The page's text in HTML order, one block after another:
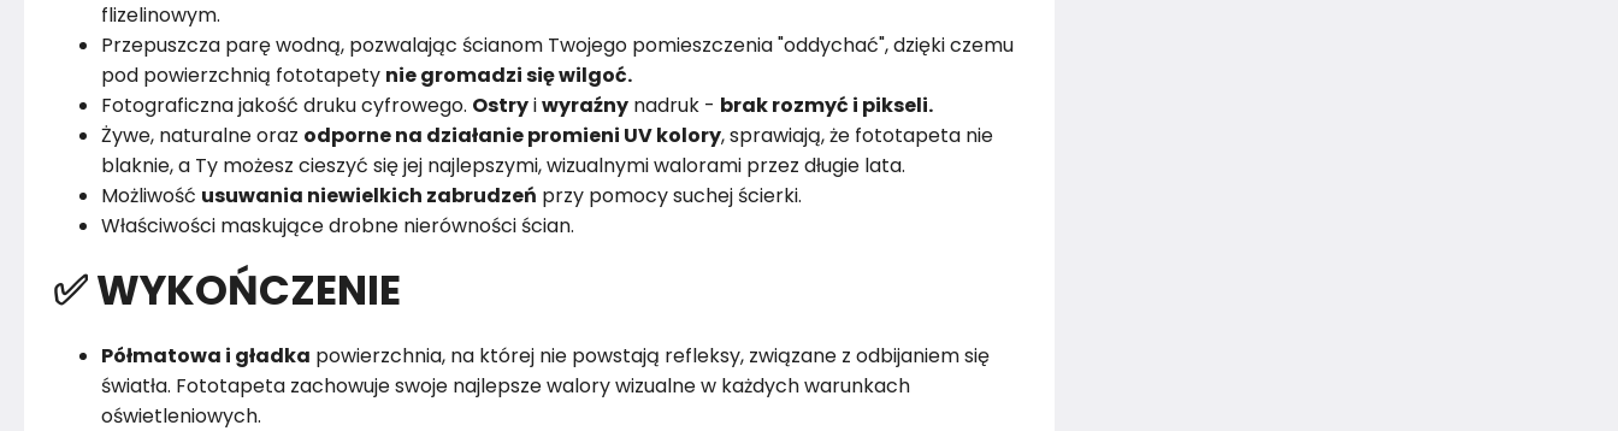
flizelinowym.
Przepuszcza parę wodną, pozwalając ścianom Twojego pomieszczenia "oddychać", dzięki czemu
pod powierzchnią fototapety nie gromadzi się wilgoć.
Fotograficzna jakość druku cyfrowego. Ostryiwyraźny nadruk - brak rozmyć i pikseli.
Żywe, naturalne oraz odporne na działanie promieni UV kolory, sprawiają, że fototapeta nie
blaknie, a Ty możesz cieszyć się jej najlepszymi, wizualnymi walorami przez długie lata.
Możliwość usuwania niewielkich zabrudzeń przy pomocy suchej ścierki.
Właściwości maskujące drobne nierówności ścian.
✅ WYKOŃCZENIE
Półmatowa i gładka powierzchnia, na której nie powstają refleksy, związane z odbijaniem się
światła. Fototapeta zachowuje swoje najlepsze walory wizualne w każdych warunkach
oświetleniowych.